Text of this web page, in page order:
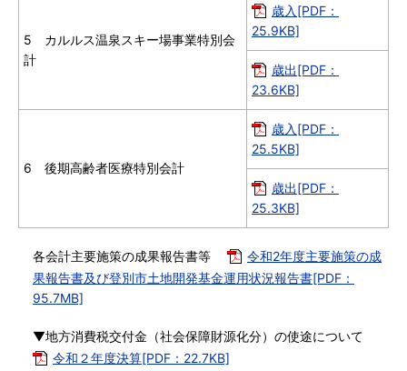
5 カルルス温泉スキー場事業特別会
計
歳入[PDF：
25.9KB]
歳出[PDF：
23.6KB]
6 後期高齢者医療特別会計
歳入[PDF：
25.5KB]
歳出[PDF：
25.3KB]
各会計主要施策の成果報告書等
令和2年度主要施策の成
果報告書及び登別市土地開発基金運用状況報告書[PDF：
95.7MB]
▼地方消費税交付金（社会保障財源化分）の使途について
令和２年度決算[PDF：22.7KB]